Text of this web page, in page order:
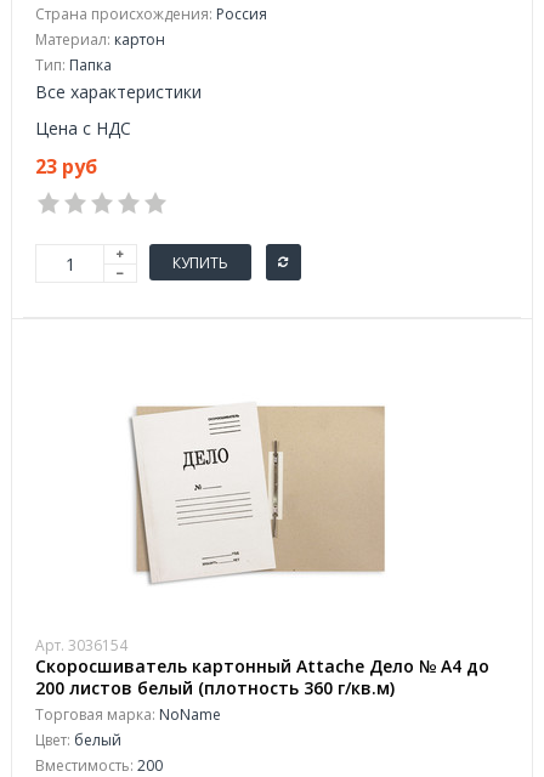
Страна происхождения: Россия
Материал: картон
Тип: Папка
Все характеристики
Цена с НДС
23 руб
КУПИТЬ
Арт. 3036154
Скоросшиватель картонный Attache Дело № А4 до
200 листов белый (плотность 360 г/кв.м)
Торговая марка: NoName
Цвет: белый
Вместимость: 200